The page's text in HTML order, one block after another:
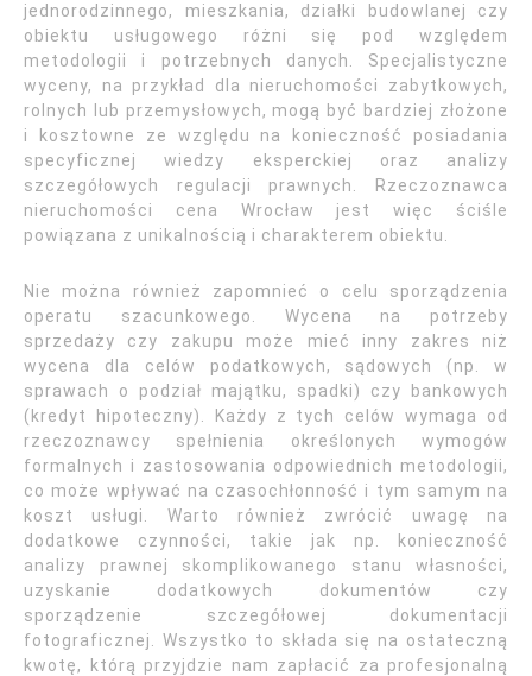
jednorodzinnego, mieszkania, działki budowlanej czy
obiektu usługowego różni się pod względem
metodologii i potrzebnych danych. Specjalistyczne
wyceny, na przykład dla nieruchomości zabytkowych,
rolnych lub przemysłowych, mogą być bardziej złożone
i kosztowne ze względu na konieczność posiadania
specyficznej wiedzy eksperckiej oraz analizy
szczegółowych regulacji prawnych. Rzeczoznawca
nieruchomości cena Wrocław jest więc ściśle
powiązana z unikalnością i charakterem obiektu.
Nie można również zapomnieć o celu sporządzenia
operatu szacunkowego. Wycena na potrzeby
sprzedaży czy zakupu może mieć inny zakres niż
wycena dla celów podatkowych, sądowych (np. w
sprawach o podział majątku, spadki) czy bankowych
(kredyt hipoteczny). Każdy z tych celów wymaga od
rzeczoznawcy spełnienia określonych wymogów
formalnych i zastosowania odpowiednich metodologii,
co może wpływać na czasochłonność i tym samym na
koszt usługi. Warto również zwrócić uwagę na
dodatkowe czynności, takie jak np. konieczność
analizy prawnej skomplikowanego stanu własności,
uzyskanie dodatkowych dokumentów czy
sporządzenie szczegółowej dokumentacji
fotograficznej. Wszystko to składa się na ostateczną
kwotę, którą przyjdzie nam zapłacić za profesjonalną